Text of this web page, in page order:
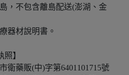
，不包含離島配送(澎湖、金
器材說明書。
】
藥販(中)字第6401101715號